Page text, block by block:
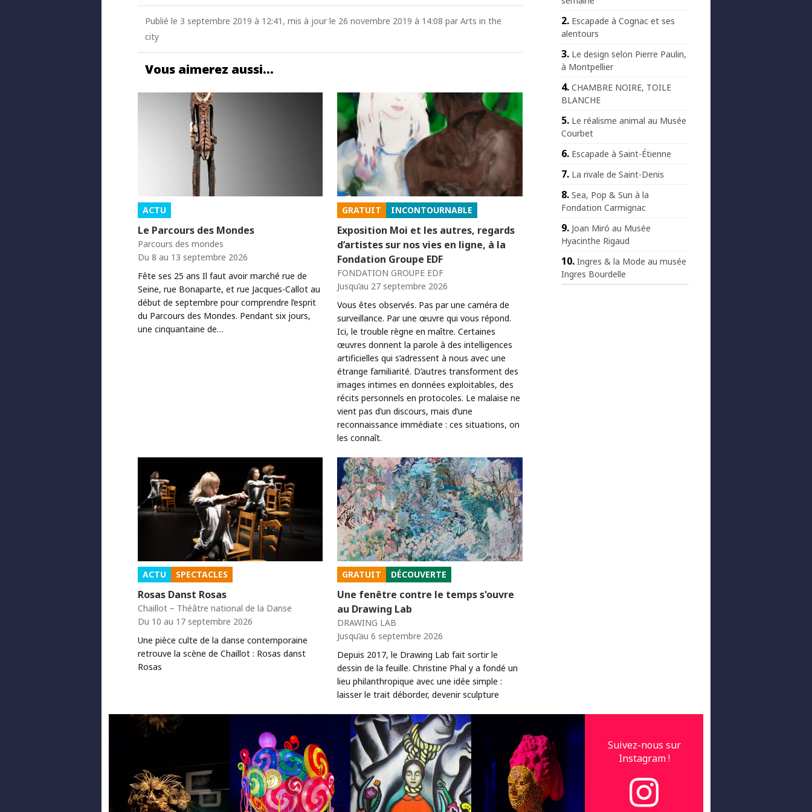
Publié le 3 septembre 2019 à 12:41, mis à jour le 26 novembre 2019 à 14:08 par Arts in the
city
Vous aimerez aussi…
ACTU
Le Parcours des Mondes
Parcours des mondes
Du 8 au 13 septembre 2026
Fête ses 25 ans Il faut avoir marché rue de
Seine, rue Bonaparte, et rue Jacques-Callot au
début de septembre pour comprendre l’esprit
du Parcours des Mondes. Pendant six jours,
une cinquantaine de…
GRATUIT INCONTOURNABLE
Exposition Moi et les autres, regards
d’artistes sur nos vies en ligne, à la
Fondation Groupe EDF
FONDATION GROUPE EDF
Jusqu’au 27 septembre 2026
Vous êtes observés. Pas par une caméra de
surveillance. Par une œuvre qui vous répond.
Ici, le trouble règne en maître. Certaines
œuvres donnent la parole à des intelligences
artificielles qui s’adressent à nous avec une
étrange familiarité. D’autres transforment des
images intimes en données exploitables, des
récits personnels en protocoles. Le malaise ne
vient pas d’un discours, mais d’une
reconnaissance immédiate : ces situations, on
les connaît.
ACTU SPECTACLES
Rosas Danst Rosas
Chaillot – Théâtre national de la Danse
Du 10 au 17 septembre 2026
Une pièce culte de la danse contemporaine
retrouve la scène de Chaillot : Rosas danst
Rosas
GRATUIT DÉCOUVERTE
Une fenêtre contre le temps s'ouvre
au Drawing Lab
DRAWING LAB
Jusqu’au 6 septembre 2026
Depuis 2017, le Drawing Lab fait sortir le
dessin de la feuille. Christine Phal y a fondé un
lieu philanthropique avec une idée simple :
laisser le trait déborder, devenir sculpture
Escapade à Cognac et ses
alentours
Le design selon Pierre Paulin,
à Montpellier
CHAMBRE NOIRE, TOILE
BLANCHE
Le réalisme animal au Musée
Courbet
Escapade à Saint-Étienne
La rivale de Saint-Denis
Sea, Pop & Sun à la
Fondation Carmignac
Joan Miró au Musée
Hyacinthe Rigaud
Ingres & la Mode au musée
Ingres Bourdelle
Suivez-nous sur
Instagram !